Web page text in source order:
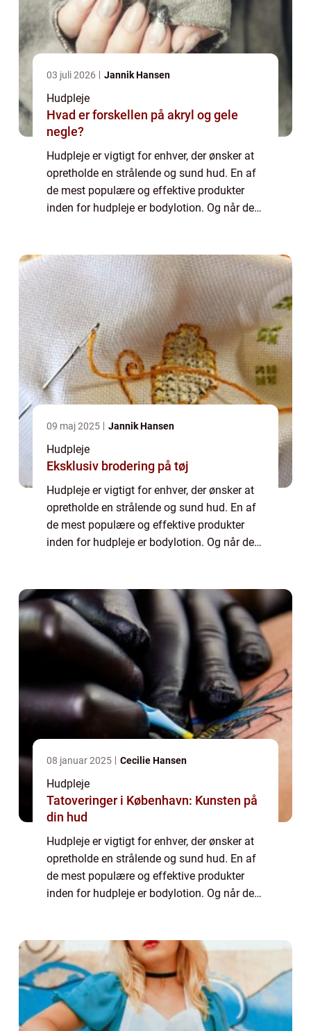
03 juli 2026 Jannik Hansen
Hudpleje
Hvad er forskellen på akryl og gele
negle?
Hudpleje er vigtigt for enhver, der ønsker at
opretholde en strålende og sund hud. En af
de mest populære og effektive produkter
inden for hudpleje er bodylotion. Og når det
09 maj 2025 Jannik Hansen
Hudpleje
Eksklusiv brodering på tøj
Hudpleje er vigtigt for enhver, der ønsker at
opretholde en strålende og sund hud. En af
de mest populære og effektive produkter
inden for hudpleje er bodylotion. Og når det
08 januar 2025 Cecilie Hansen
Hudpleje
Tatoveringer i København: Kunsten på
din hud
Hudpleje er vigtigt for enhver, der ønsker at
opretholde en strålende og sund hud. En af
de mest populære og effektive produkter
inden for hudpleje er bodylotion. Og når det